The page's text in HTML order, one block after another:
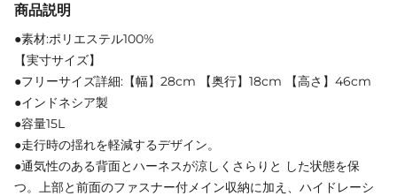
商品説明
●素材:ポリエステル100%
【実寸サイズ】
●フリーサイズ詳細:【幅】28cm 【奥行】18cm 【高さ】46cm
●インドネシア製
●容量15L
●走行時の揺れを軽減するデザイン。
●通気性のある背面とハーネスが涼しくさらりと した状態を保
つ。上部と前面のファスナー付メイン収納に加え、ハイドレーシ